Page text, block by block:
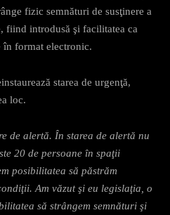
fizic semnături de susţinere a
fiind introdusă şi facilitatea ca
în format electronic.
starea de urgenţă,
loc.
de alertă. În starea de alertă nu
20 de persoane în spaţii
posibilitatea să păstrăm
Am văzut şi eu legislaţia, o
să strângem semnături şi